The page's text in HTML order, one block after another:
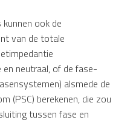
ook de
van de totale
neutraal, of de fase-
alsmede de
(PSC) berekenen, die zou
tussen fase en